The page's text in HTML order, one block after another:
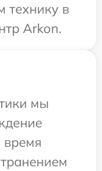
технику в
Arkon.
мы
время